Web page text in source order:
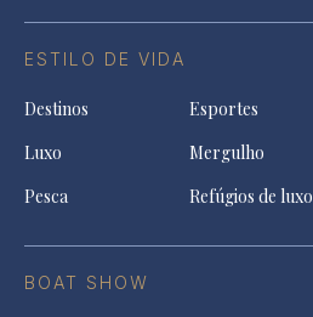
ESTILO DE VIDA
Destinos Esportes
Luxo
Mergulho
Pesca
Refúgios de luxo
BOAT SHOW